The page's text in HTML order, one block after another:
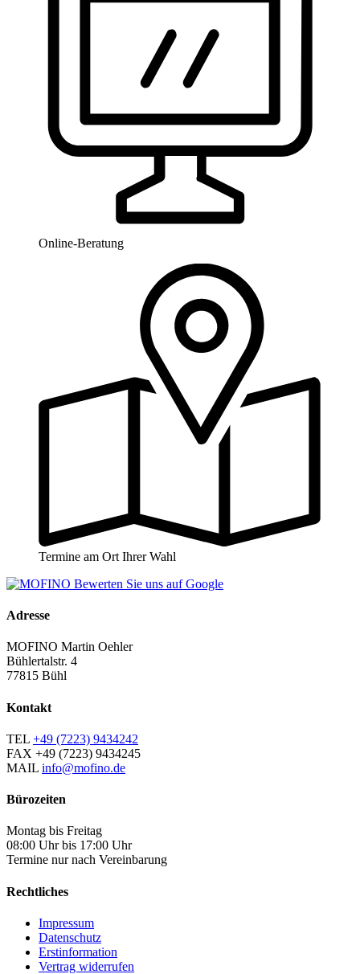
Online-Beratung
Termine am Ort Ihrer Wahl
Adresse
MOFINO Martin Oehler
Bühlertalstr. 4
77815 Bühl
Kontakt
TEL +49 (7223) 9434242
FAX +49 (7223) 9434245
MAIL info@mofino.de
Bürozeiten
Montag bis Freitag
08:00 Uhr bis 17:00 Uhr
Termine nur nach Vereinbarung
Rechtliches
Impressum
Datenschutz
Erstinformation
Vertrag widerrufen